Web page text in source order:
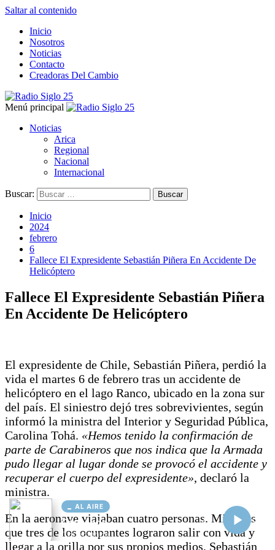
AL AIRE
Cargando...
Conectando...